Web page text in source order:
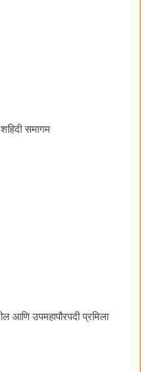
समागम
आणि उपमहापौरपदी प्रमिला